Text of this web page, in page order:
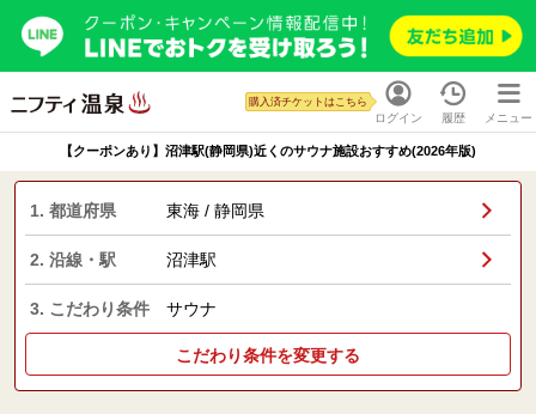
ログイン
購入済チケットはこちら
履歴 メニュー
【クーポンあり】沼津駅(静岡県)近くのサウナ施設おすすめ(2026年版)
1. 都道府県 東海 / 静岡県
2. 沿線・駅 沼津駅
3. こだわり条件 サウナ
こだわり条件を変更する